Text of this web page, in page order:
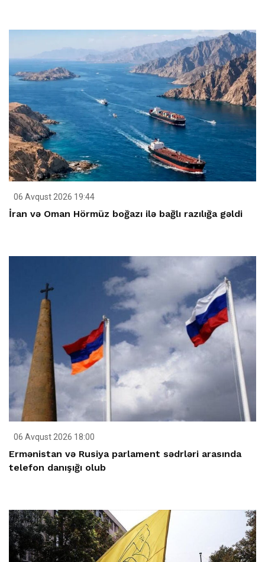
06 Avqust 2026 19:44
İran və Oman Hörmüz boğazı ilə bağlı razılığa gəldi
06 Avqust 2026 18:00
Ermənistan və Rusiya parlament sədrləri arasında
telefon danışığı olub